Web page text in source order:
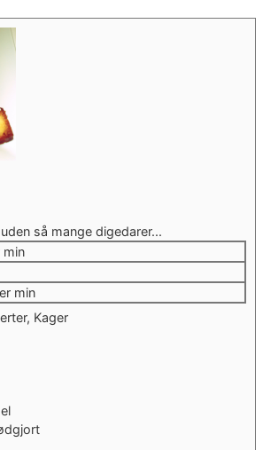
så mange digedarer...
min
min
Kager